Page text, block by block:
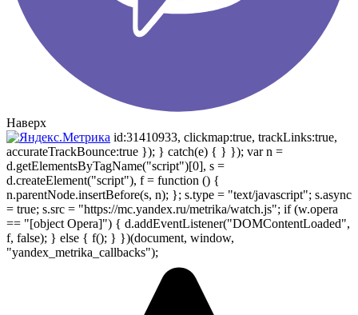
Наверх
id:31410933, clickmap:true, trackLinks:true,
accurateTrackBounce:true }); } catch(e) { } }); var n =
d.getElementsByTagName("script")[0], s =
d.createElement("script"), f = function () {
n.parentNode.insertBefore(s, n); }; s.type = "text/javascript"; s.async
= true; s.src = "https://mc.yandex.ru/metrika/watch.js"; if (w.opera
== "[object Opera]") { d.addEventListener("DOMContentLoaded",
f, false); } else { f(); } })(document, window,
"yandex_metrika_callbacks");